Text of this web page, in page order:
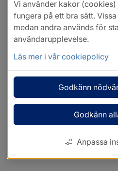
Vi använder kakor
fungera på ett bra sätt.
medan andra används för
användarupplevelse.
Läs mer i vår cookiepolicy
Godkänn
Godkänn
Anpassa